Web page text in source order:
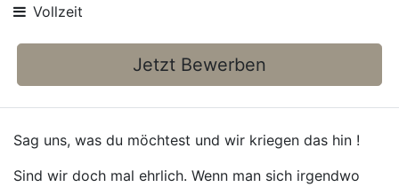
Vollzeit
Jetzt Bewerben
Sag uns, was du möchtest und wir kriegen das hin !
Sind wir doch mal ehrlich. Wenn man sich irgendwo